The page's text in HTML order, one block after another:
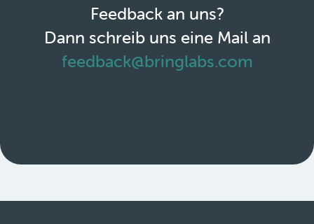
Feedback an uns?
Dann schreib uns eine Mail an
feedback@bringlabs.com